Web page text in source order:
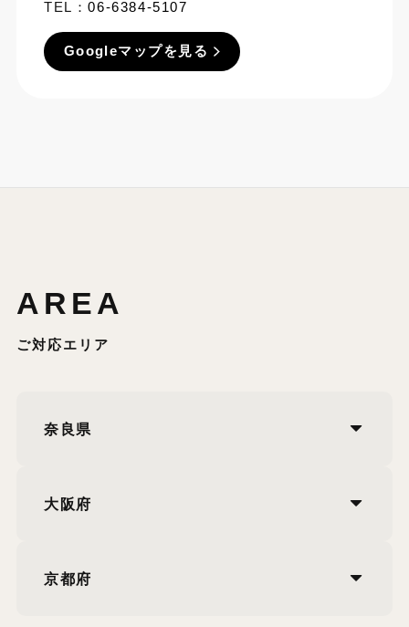
TEL：06-6384-5107
Googleマップを見る
AREA
ご対応エリア
奈良県
大阪府
京都府